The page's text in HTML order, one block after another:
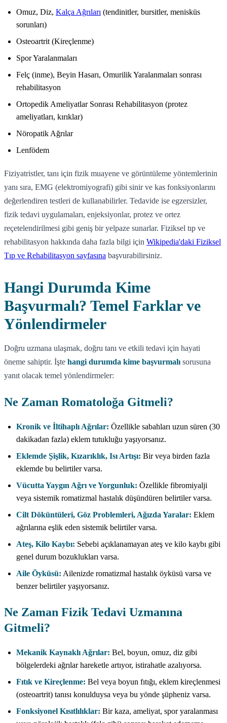
Omuz, Diz, Kalça Ağrıları (tendinitler, bursitler, menisküs
sorunları)
Osteoartrit (Kireçlenme)
Spor Yaralanmaları
Felç (inme), Beyin Hasarı, Omurilik Yaralanmaları sonrası
rehabilitasyon
Ortopedik Ameliyatlar Sonrası Rehabilitasyon (protez
ameliyatları, kırıklar)
Nöropatik Ağrılar
Lenfödem
Fiziyatristler, tanı için fizik muayene ve görüntüleme yöntemlerinin
yanı sıra, EMG (elektromiyografi) gibi sinir ve kas fonksiyonlarını
değerlendiren testleri de kullanabilirler. Tedavide ise egzersizler,
fizik tedavi uygulamaları, enjeksiyonlar, protez ve ortez
reçetelendirilmesi gibi geniş bir yelpaze sunarlar. Fiziksel tıp ve
rehabilitasyon hakkında daha fazla bilgi için Wikipedia'daki Fiziksel
Tıp ve Rehabilitasyon sayfasına başvurabilirsiniz.
Hangi Durumda Kime
Başvurmalı? Temel Farklar ve
Yönlendirmeler
Doğru uzmana ulaşmak, doğru tanı ve etkili tedavi için hayati
öneme sahiptir. İşte hangi durumda kime başvurmalı sorusuna
yanıt olacak temel yönlendirmeler:
Ne Zaman Romatoloğa Gitmeli?
Kronik ve İltihaplı Ağrılar: Özellikle sabahları uzun süren (30
dakikadan fazla) eklem tutukluğu yaşıyorsanız.
Eklemde Şişlik, Kızarıklık, Isı Artışı: Bir veya birden fazla
eklemde bu belirtiler varsa.
Vücutta Yaygın Ağrı ve Yorgunluk: Özellikle fibromiyalji
veya sistemik romatizmal hastalık düşündüren belirtiler varsa.
Cilt Döküntüleri, Göz Problemleri, Ağızda Yaralar: Eklem
ağrılarına eşlik eden sistemik belirtiler varsa.
Ateş, Kilo Kaybı: Sebebi açıklanamayan ateş ve kilo kaybı gibi
genel durum bozuklukları varsa.
Aile Öyküsü: Ailenizde romatizmal hastalık öyküsü varsa ve
benzer belirtiler yaşıyorsanız.
Ne Zaman Fizik Tedavi Uzmanına
Gitmeli?
Mekanik Kaynaklı Ağrılar: Bel, boyun, omuz, diz gibi
bölgelerdeki ağrılar hareketle artıyor, istirahatle azalıyorsa.
Fıtık ve Kireçlenme: Bel veya boyun fıtığı, eklem kireçlenmesi
(osteoartrit) tanısı konulduysa veya bu yönde şüpheniz varsa.
Fonksiyonel Kısıtlılıklar: Bir kaza, ameliyat, spor yaralanması